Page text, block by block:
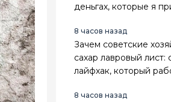
деньгах, которые я
8 часов назад
Зачем советские
сахар лавровый лист:
лайфхак, который
8 часов назад